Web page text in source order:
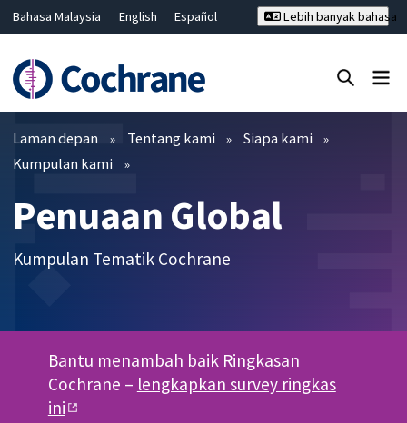
Bahasa Malaysia English
Español
Hrvatski
Deutsch ไทย
繁體中文
简体中文
Lebih banyak bahasa
Penapis
Laman depan Tentang kami
Siapa kami
Kumpulan kami
Penuaan Global
Kumpulan Tematik Cochrane
Bantu menambah baik Ringkasan
Cochrane – lengkapkan survey ringkas
ini